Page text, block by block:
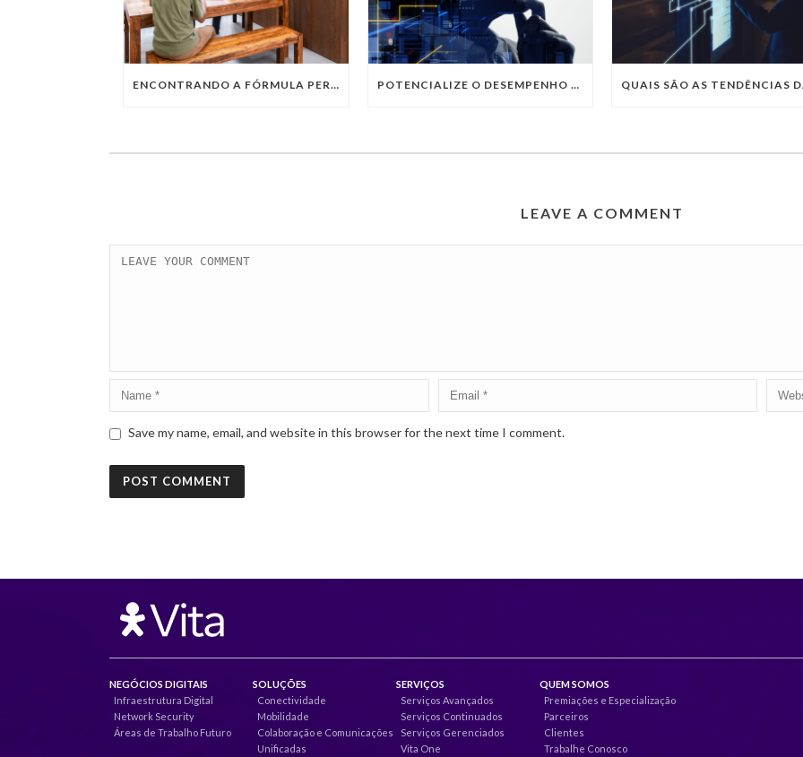
ENCONTRANDO A FÓRMULA PERFEITA: TRABALHO PRESENCIAL, HOME OFFICE OU TRABALHO HÍBRIDO? POTENCIALIZE O DESEMPENHO DA SUA EMPRESA COM OS SERVIÇOS DE TI DA VIVO VITA
LEAVE A COMMENT
Save my name, email, and website in this browser for the next time I comment.
NEGÓCIOS DIGITAIS
Infraestrutura Digital
Network Security
Áreas de Trabalho Futuro
SOLUÇÕES
Conectividade
Mobilidade
Colaboração e Comunicações
Unificadas
SERVIÇOS
Serviços Avançados
Serviços Continuados
Serviços Gerenciados
Vita One
QUEM SOMOS
Premiações e Especialização
Parceiros
Clientes
Trabalhe Conosco